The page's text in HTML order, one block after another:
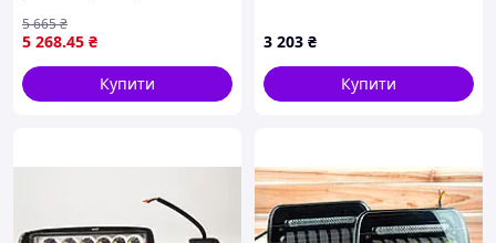
світлом) 24В VOLVO FH II,
FH16 II 01.12- TRUCKLIGHT
FL-VO009R
5 268.45 ₴
5 665₴
Купити
ел.проводка (00000051321)
3 203 ₴
Купити